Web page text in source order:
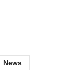
News